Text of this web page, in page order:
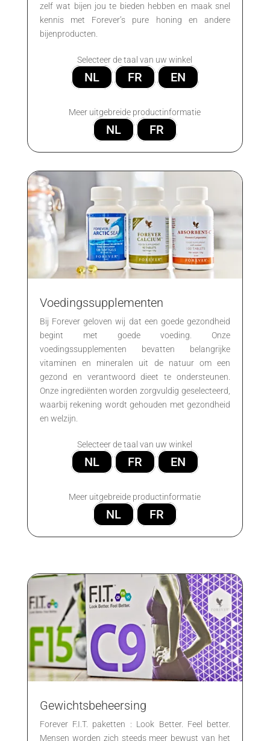
zelf wat bijen jou te bieden hebben en maak snel
kennis met Forever’s pure honing en andere
bijenproducten.
Selecteer de taal van uw winkel
NL FR EN
Meer uitgebreide productinformatie
NL FR
Voedingssupplementen
Bij Forever geloven wij dat een goede gezondheid
begint met goede voeding. Onze
voedingssupplementen bevatten belangrijke
vitaminen en mineralen uit de natuur om een
gezond en verantwoord dieet te ondersteunen.
Onze ingrediënten worden zorgvuldig geselecteerd,
waarbij rekening wordt gehouden met gezondheid
en welzijn.
Selecteer de taal van uw winkel
NL FR EN
Meer uitgebreide productinformatie
NL FR
Gewichtsbeheersing
Forever F.I.T. paketten : Look Better. Feel better.
Mensen worden zich steeds meer bewust van het